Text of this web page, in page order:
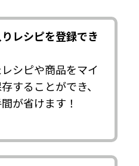
レシピを登録でき
シピや商品をマイ
することができ、
が省けます！